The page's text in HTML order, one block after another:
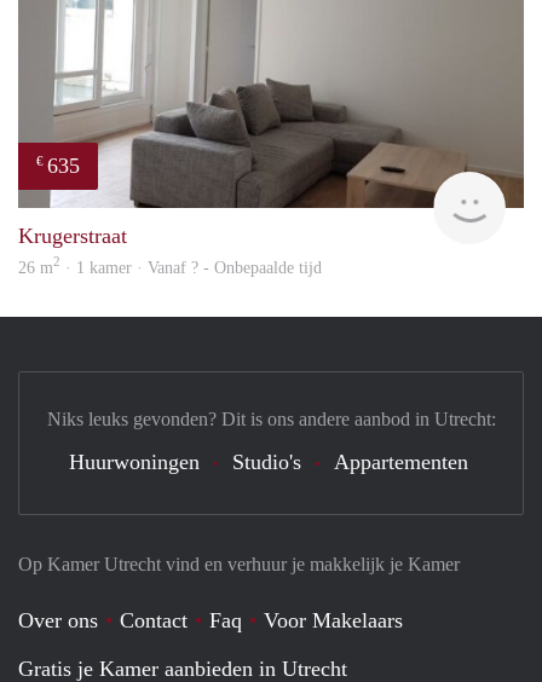
€ 635
Krugerstraat
26 m2 · 1 kamer · Vanaf ? - Onbepaalde tijd
Op Kamer Utrecht vind en verhuur je makkelijk je Kamer
Over ons Contact Faq
Voor Makelaars
Gratis je Kamer aanbieden in Utrecht
Niks leuks gevonden? Dit is ons andere aanbod in Utrecht:
Huurwoningen Studio's Appartementen